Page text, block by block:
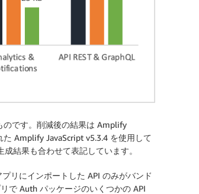
のです。削減後の結果は Amplify
Amplify JavaScript v5.3.4 を使用して
結果も合わせて表記しています。
リにインポートした API のみがバンド
で Auth パッケージのいくつかの API